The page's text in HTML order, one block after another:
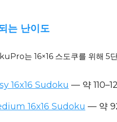
는 난이도
는 16×16 스도쿠를 위해 5
16x16 Sudoku — 약
16x16 Sudoku — 약